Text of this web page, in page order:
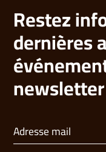
Restez
dernières
newsletter